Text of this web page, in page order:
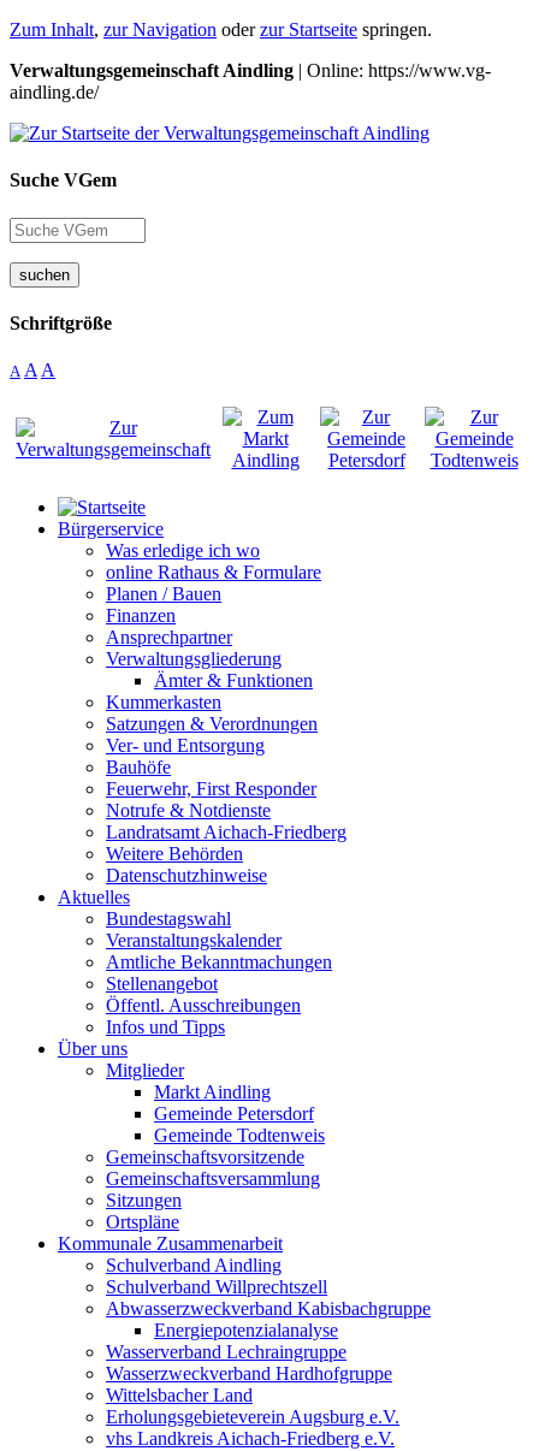
Zum Inhalt, zur Navigation oderzur Startseite springen.
Verwaltungsgemeinschaft Aindling | Online: https://www.vg-
aindling.de/
Suche VGem
suchen
Schriftgröße
A A A
Bürgerservice
Was erledige ich wo
online Rathaus & Formulare
Planen / Bauen
Finanzen
Ansprechpartner
Verwaltungsgliederung
Ämter & Funktionen
Kummerkasten
Satzungen & Verordnungen
Ver- und Entsorgung
Bauhöfe
Feuerwehr, First Responder
Notrufe & Notdienste
Landratsamt Aichach-Friedberg
Weitere Behörden
Datenschutzhinweise
Aktuelles
Bundestagswahl
Veranstaltungskalender
Amtliche Bekanntmachungen
Stellenangebot
Öffentl. Ausschreibungen
Infos und Tipps
Über uns
Mitglieder
Markt Aindling
Gemeinde Petersdorf
Gemeinde Todtenweis
Gemeinschaftsvorsitzende
Gemeinschaftsversammlung
Sitzungen
Ortspläne
Kommunale Zusammenarbeit
Schulverband Aindling
Schulverband Willprechtszell
Abwasserzweckverband Kabisbachgruppe
Energiepotenzialanalyse
Wasserverband Lechraingruppe
Wasserzweckverband Hardhofgruppe
Wittelsbacher Land
Erholungsgebieteverein Augsburg e.V.
vhs Landkreis Aichach-Friedberg e.V.